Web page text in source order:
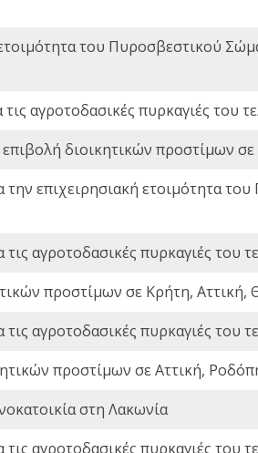
του Πυροσβεστικού
αγροτοδασικές πυρκαγιές
διοικητικών προστίμων
την επιχειρησιακή ετοιμότητα
τις αγροτοδασικές πυρκαγιές
προστίμων σε Κρήτη, Αττική,
τις αγροτοδασικές πυρκαγιές
προστίμων σε Αττική,
στη Λακωνία
τις αγροτοδασικές πυρκαγιές